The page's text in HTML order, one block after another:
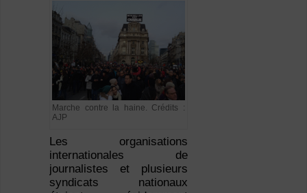
Marche contre la haine. Crédits :
AJP
Les organisations
internationales de
journalistes et plusieurs
syndicats nationaux